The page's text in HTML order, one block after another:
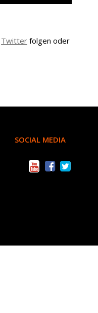
Twitter folgen oder
SOCIAL MEDIA